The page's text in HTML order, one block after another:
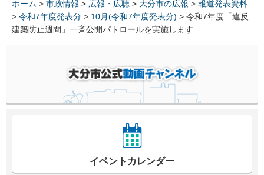
ホーム > 市政情報 > 広報・広聴 > 大分市の広報 > 報道発表資料
> 令和7年度発表分 > 10月(令和7年度発表分) > 令和7年度「違反
建築防止週間」一斉公開パトロールを実施します
イベントカレンダー